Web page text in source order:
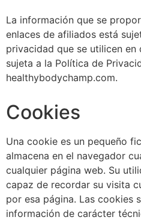
La información que se
enlaces de afiliados está
privacidad que se utilicen
sujeta a la Política de
healthybodychamp.com.
Cookies
Una cookie es un pequeño
almacena en el navegador
cualquier página web. Su
capaz de recordar su visita
por esa página. Las cookies
información de carácter